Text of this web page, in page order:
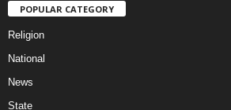
POPULAR CATEGORY
Religion
National
News
State